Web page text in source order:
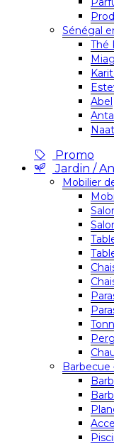
Sénégal
Thé
Abel
Promo
Jardin /
Mobilier
Barbecue